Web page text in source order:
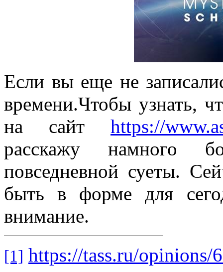
Если вы еще не
времени.Чтобы узнать,
на сайт https://
расскажу намного
повседневной суеты.
быть в форме для
внимание.
[1] https://tass.ru/opinions/